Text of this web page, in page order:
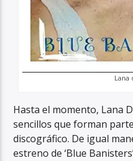
Lana
Hasta el momento, Lana
sencillos que forman
discográfico. De igual
estreno de ‘Blue